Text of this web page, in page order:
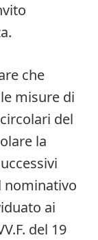
che
misure di
del
la
nominativo
ai
del 19